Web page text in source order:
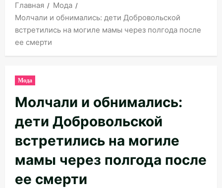
Главная
Мода
Молчали и обнимались: дети Добровольской
встретились на могиле мамы через полгода после
ее смерти
Мода
Молчали и обнимались:
дети Добровольской
встретились на могиле
мамы через полгода после
ее смерти